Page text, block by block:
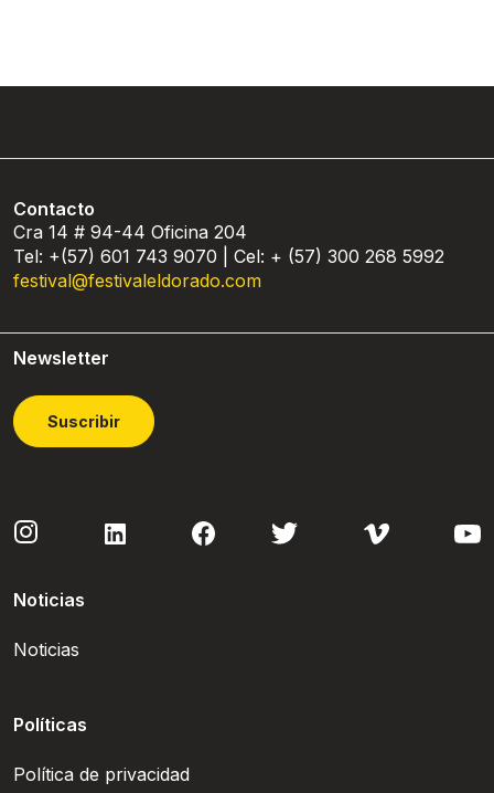
Contacto
Cra 14 # 94-44 Oficina 204
Tel: +(57) 601 743 9070 | Cel: + (57) 300 268 5992
festival@festivaleldorado.com
Newsletter
Suscribir
Noticias
Noticias
Políticas
Política de privacidad